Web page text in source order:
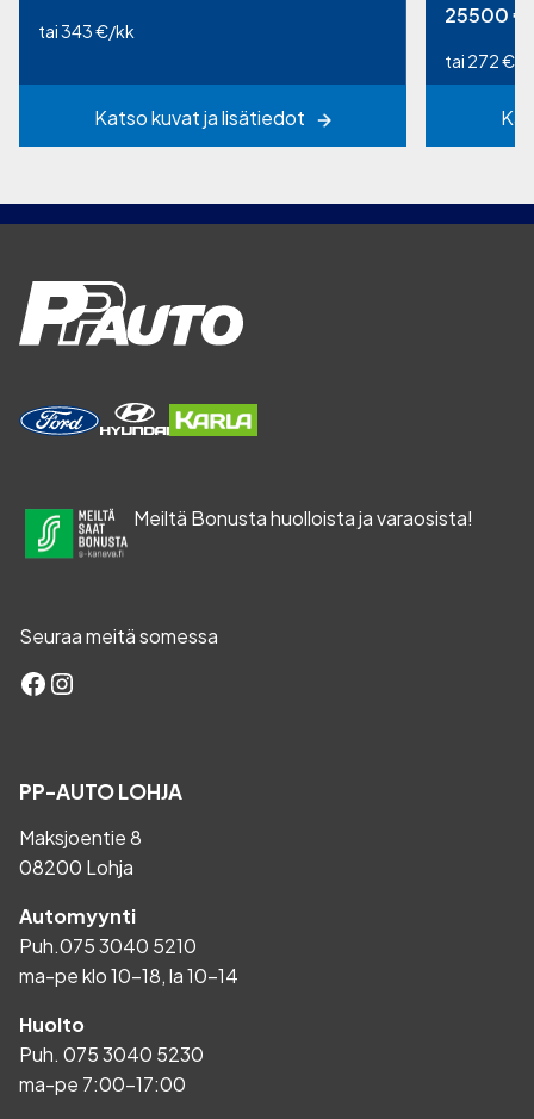
tai 343 €/kk
Katso kuvat ja lisätiedot
25500€
tai 272 €/
Meiltä Bonusta huolloista ja varaosista!
Seuraa meitä somessa
Facebook
Instagram
PP-AUTO LOHJA
Maksjoentie 8
08200 Lohja
Automyynti
Puh.075 3040 5210
ma-pe klo 10-18, la 10-14
Huolto
Puh. 075 3040 5230
ma-pe 7:00-17:00